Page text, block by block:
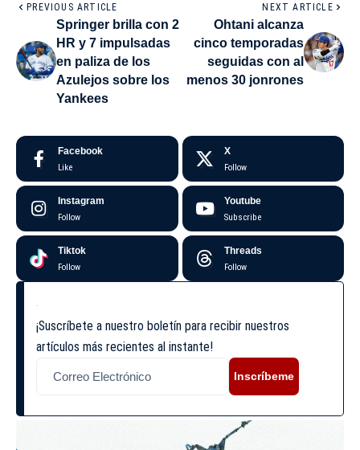
PREVIOUS ARTICLE
Springer brilla con 2
HR y 7 impulsadas
en paliza de los
Azulejos sobre los
Yankees
NEXT ARTICLE
Ohtani alcanza
cinco temporadas
seguidas con al
menos 30 jonrones
Facebook
Like
X
Follow
Instagram
Follow
Youtube
Subscribe
Tiktok
Follow
Threads
Follow
¡Suscríbete a nuestro boletín para recibir nuestros
artículos más recientes al instante!
Inscríbeme